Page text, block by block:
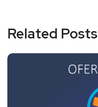
Related Posts